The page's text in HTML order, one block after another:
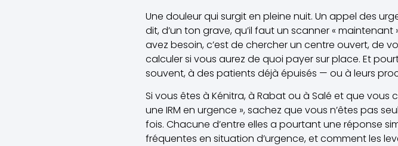
Une douleur qui surgit en pleine nuit. Un appel des
dit, d’un ton grave, qu’il faut un scanner «
avez besoin, c’est de chercher un centre ouvert, de
calculer si vous aurez de quoi payer sur place. Et
souvent, à des patients déjà épuisés — ou à leurs
Si vous êtes à Kénitra, à Rabat ou à Salé et que
une IRM en urgence », sachez que vous n’êtes pas
fois. Chacune d’entre elles a pourtant une réponse
fréquentes en situation d’urgence, et comment les